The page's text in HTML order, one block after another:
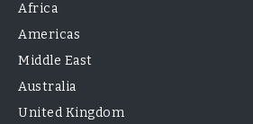
Africa
Americas
Middle East
Australia
United Kingdom